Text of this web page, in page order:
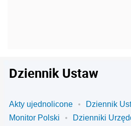
Dziennik Ustaw
Akty ujednolicone
Dziennik
Monitor Polski
Dzienniki